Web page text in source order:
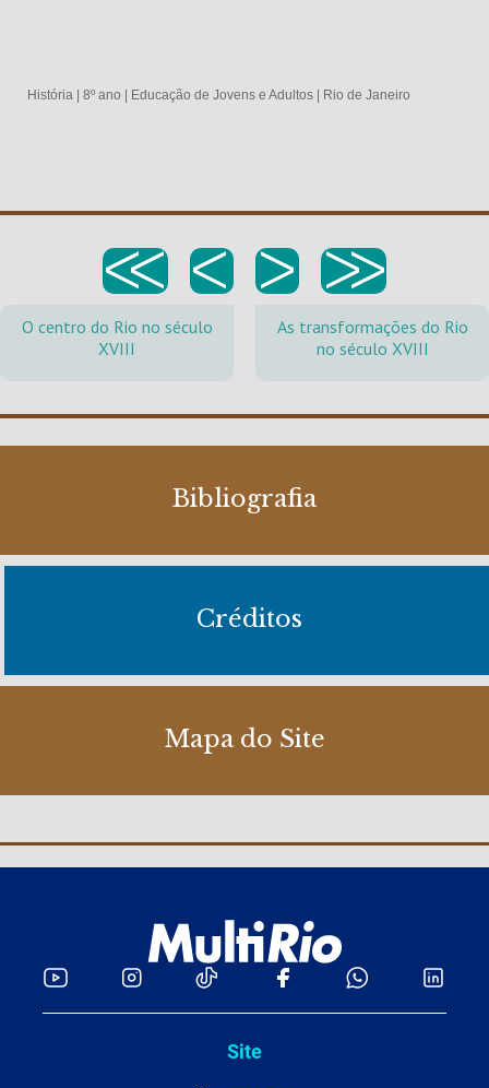
História 8º ano Educação de Jovens e Adultos Rio de Janeiro
<< < > >>
O centro do Rio no século
XVIII
As transformações do Rio
no século XVIII
Bibliografia
Créditos
Mapa do Site
Site